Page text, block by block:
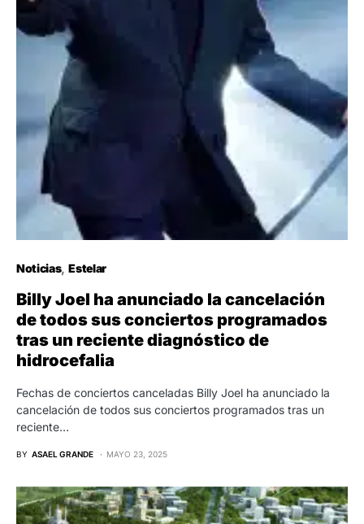
Noticias Estelar
Billy Joel ha anunciado la cancelación
de todos sus conciertos programados
tras un reciente diagnóstico de
hidrocefalia
Fechas de conciertos canceladas Billy Joel ha anunciado la
cancelación de todos sus conciertos programados tras un
reciente…
BY ASAEL GRANDE MAYO 23, 2025